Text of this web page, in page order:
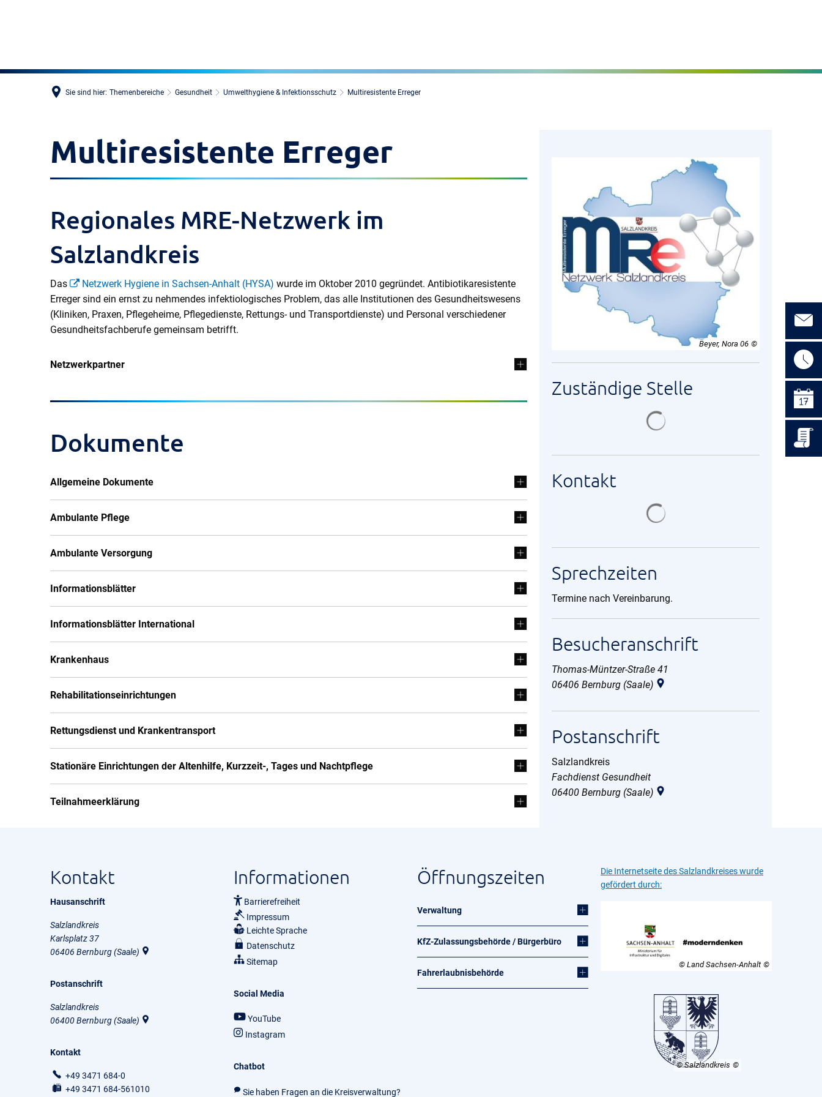
Sie sind hier: Themenbereiche Gesundheit Umwelthygiene & Infektionsschutz Multiresistente Erreger
Multiresistente Erreger
Regionales MRE-Netzwerk im
Salzlandkreis
Das Netzwerk Hygiene in Sachsen-Anhalt (HYSA) wurde im Oktober 2010 gegründet. Antibiotikaresistente
Erreger sind ein ernst zu nehmendes infektiologisches Problem, das alle Institutionen des Gesundheitswesens
(Kliniken, Praxen, Pflegeheime, Pflegedienste, Rettungs- und Transportdienste) und Personal verschiedener
Gesundheitsfachberufe gemeinsam betrifft.
Netzwerkpartner
Dokumente
Allgemeine Dokumente
Ambulante Pflege
Ambulante Versorgung
Informationsblätter
Informationsblätter International
Krankenhaus
Rehabilitationseinrichtungen
Rettungsdienst und Krankentransport
Stationäre Einrichtungen der Altenhilfe, Kurzzeit-, Tages und Nachtpflege
Teilnahmeerklärung
Beyer, Nora 06
Zuständige Stelle
Kontakt
Sprechzeiten
Termine nach Vereinbarung.
Besucheranschrift
Thomas-Müntzer-Straße 41
06406 Bernburg (Saale)
Postanschrift
Salzlandkreis
Fachdienst Gesundheit
06400 Bernburg (Saale)
Kontakt
Hausanschrift
Salzlandkreis
Karlsplatz 37
06406 Bernburg (Saale)
Postanschrift
Salzlandkreis
06400Bernburg (Saale)
Kontakt
+49 3471 684-0
+49 3471 684-561010
Informationen
Barrierefreiheit
Impressum
Leichte Sprache
Datenschutz
Sitemap
Social Media
YouTube
Instagram
Chatbot
Sie haben Fragen an die Kreisverwaltung?
Öffnungszeiten
Verwaltung
KfZ-Zulassungsbehörde / Bürgerbüro
Fahrerlaubnisbehörde
Die Internetseite des Salzlandkreises wurde
gefördert durch:
© Land Sachsen-Anhalt
© Salzlandkreis